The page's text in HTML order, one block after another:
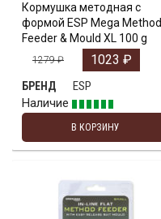
Кормушка методная с
формой ESP Mega Method
Feeder & Mould XL 100 g
1279₽ 1023 ₽
БРЕНД
ESP
Наличие
В КОРЗИНУ